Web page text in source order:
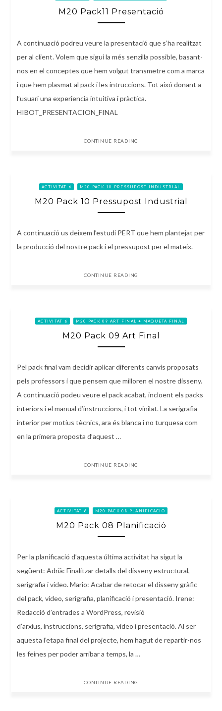
M20 Pack11 Presentació
A continuació podreu veure la presentació que s’ha realitzat
per al client. Volem que sigui la més senzilla possible, basant-
nos en el conceptes que hem volgut transmetre com a marca
i que hem plasmat al pack i les intruccions. Tot aixó donant a
l’usuari una experiencia intuitiva i pràctica.
HIBOT_PRESENTACION_FINAL
CONTINUE READING
ACTIVITAT 6 M20 PACK 10 PRESSUPOST INDUSTRIAL
M20 Pack 10 Pressupost Industrial
A continuació us deixem l’estudi PERT que hem plantejat per
la producció del nostre pack i el pressupost per el mateix.
CONTINUE READING
ACTIVITAT 6 M20 PACK 09 ART FINAL + MAQUETA FINAL
M20 Pack 09 Art Final
Pel pack final vam decidir aplicar diferents canvis proposats
pels professors i que pensem que milloren el nostre disseny.
A continuació podeu veure el pack acabat, incloent els packs
interiors i el manual d’instruccions, i tot vinilat. La serigrafia
interior per motius tècnics, ara és blanca i no turquesa com
en la primera proposta d’aquest …
CONTINUE READING
ACTIVITAT 6 M20 PACK 08 PLANIFICACIÓ
M20 Pack 08 Planificació
Per la planificació d’aquesta última activitat ha sigut la
següent: Adrià: Finalitzar detalls del disseny estructural,
serigrafia i vídeo. Mario: Acabar de retocar el disseny gràfic
del pack, vídeo, serigrafia, planificació i presentació. Irene:
Redacció d’entrades a WordPress, revisió
d’arxius, instruccions, serigrafia, vídeo i presentació. Al ser
aquesta l’etapa final del projecte, hem hagut de repartir-nos
les feines per poder arribar a temps, la …
CONTINUE READING